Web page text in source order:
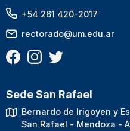
+54 261 420-2017
rectorado@um.edu.ar
Sede San Rafael
Bernardo de Irigoyen y
San Rafael - Mendoza -